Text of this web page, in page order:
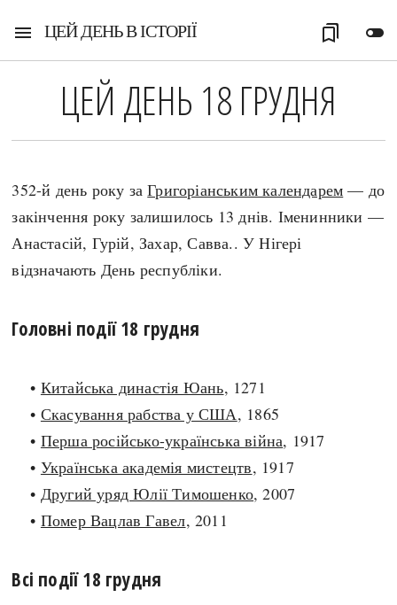
menu ЦЕЙ ДЕНЬ В ІСТОРІЇ toggle_off
bookmarks
ЗАГОЛОВКИ
ПРАВИЛА ЖИТТЯ
ЦЕЙ ДЕНЬ 18 ГРУДНЯ
352-й день року заГригоріанським календарем — до
закінчення року залишилось 13 днів. Іменинники —
Анастасій, Гурій, Захар, Савва.. У Нігері
відзначають День республіки.
Головні події 18 грудня
• Китайська династія Юань, 1271
• Скасування рабства у США, 1865
• Перша російсько-українська війна, 1917
• Українська академія мистецтв, 1917
• Другий уряд Юлії Тимошенко, 2007
• Помер Вацлав Гавел, 2011
Всі події 18 грудня